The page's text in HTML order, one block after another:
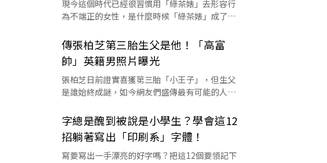
現今這個時代已經很習慣用「綠茶婊」去形容行
為不端正的女性，是什麼時候「綠茶婊」成了罵
傳張柏芝第三胎生父是他！「高富
帥」英籍男照片曝光
張柏芝日前證實喜獲第三胎「小王子」，但生父
是誰始終成謎，如今網友們盛傳最有可能的人選
字總是醜到被說是小學生？學會這12
招躺著寫出「印刷系」字體！
寫要寫出一手漂亮的好字嗎？把這12個要領記下